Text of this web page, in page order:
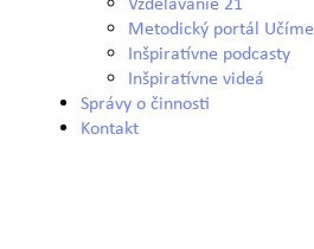
Metodický portál Učíme
Inšpiratívne podcasty
Inšpiratívne videá
Správy o činnosti
Kontakt